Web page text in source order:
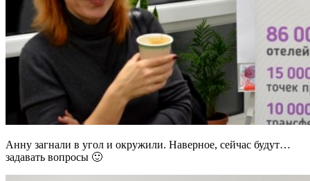
Анну загнали в угол и окружили. Наверное, сейчас будут…
задавать вопросы 🙂